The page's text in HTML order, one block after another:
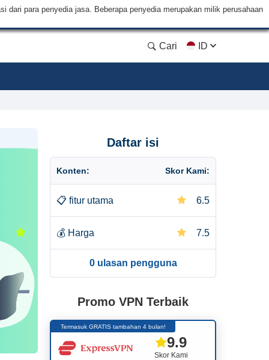
dari para penyedia jasa. Beberapa penyedia merupakan milik perusahaan
Cari ID
Daftar isi
Konten: Skor Kami:
📋 fitur utama 6.5
💰 Harga 7.5
0 ulasan pengguna
Promo VPN Terbaik
Termasuk GRATIS tambahan 4 bulan!
Skor Kami
9.9